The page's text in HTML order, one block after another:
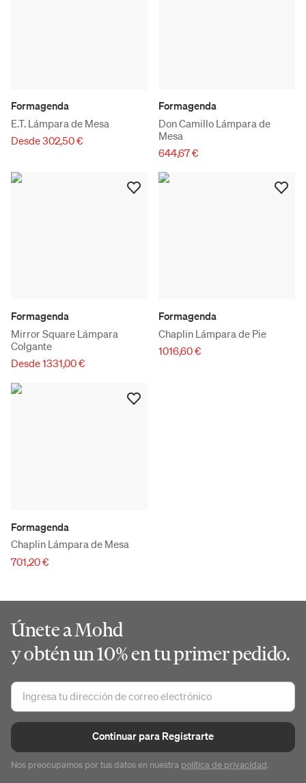
Formagenda
E.T. Lámpara de Mesa
Desde 302,50 €
Formagenda
Don Camillo Lámpara de
Mesa
644,67 €
Formagenda
Mirror Square Lámpara
Colgante
Desde 1331,00 €
Formagenda
Chaplin Lámpara de Pie
1016,60 €
Formagenda
Chaplin Lámpara de Mesa
701,20 €
Únete a Mohd
y obtén un 10% en tu primer pedido.
Continuar para Registrarte
Nos preocupamos por tus datos en nuestra política de privacidad.